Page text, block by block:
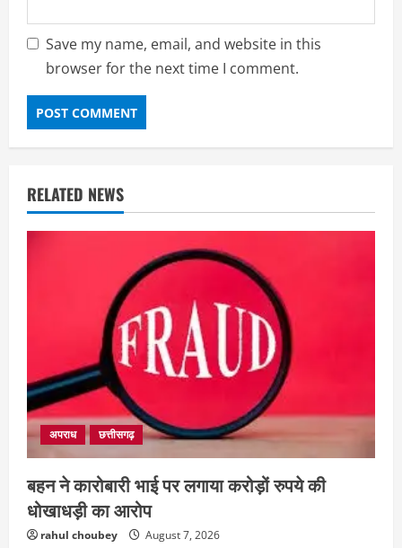
Save my name, email, and website in this
browser for the next time I comment.
RELATED NEWS
अपराध छत्तीसगढ़
बहन ने कारोबारी भाई पर लगाया करोड़ों रुपये की
धोखाधड़ी का आरोप
rahul choubey August 7, 2026
2
छत्तीसगढ़ राज्य लाइफ स्टाइल
मोहला-मानपुर में फिर बाघ की दस्तक, बैल पर
हमले से ग्रामीणों में दहशत
August 7, 2026
अपराध देश राज्य